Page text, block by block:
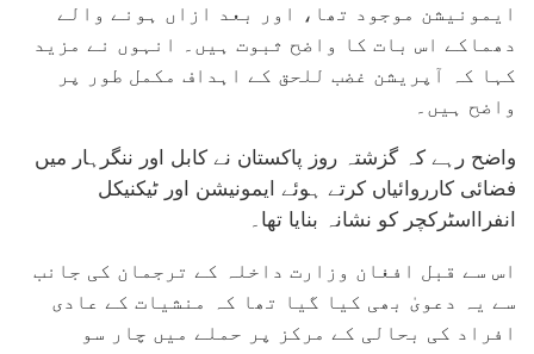
ایمونیشن موجود تھا، اور بعد ازاں ہونے والے
دھماکے اس بات کا واضح ثبوت ہیں۔ انہوں نے مزید
کہا کہ آپریشن غضب للحق کے اہداف مکمل طور پر
واضح ہیں۔
واضح رہے کہ گزشتہ روز پاکستان نے کابل اور ننگرہار میں
فضائی کارروائیاں کرتے ہوئے ایمونیشن اور ٹیکنیکل
انفرااسٹرکچر کو نشانہ بنایا تھا۔
اس سے قبل افغان وزارت داخلہ کے ترجمان کی جانب
سے یہ دعویٰ بھی کیا گیا تھا کہ منشیات کے عادی
افراد کی بحالی کے مرکز پر حملے میں چار سو